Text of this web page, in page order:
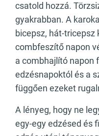
csatold hozzá.
gyakrabban. A
bicepsz, hát-tricepsz
combfeszítő napon
a combhajlító napon
edzésnapoktól és a
függően ezeket
A lényeg, hogy ne
egy-egy edzésed és